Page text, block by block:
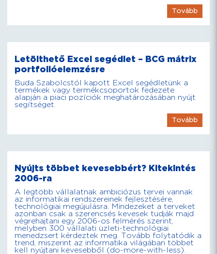
Tovább
Letölthető Excel segédlet – BCG mátrix
portfolióelemzésre
Buda Szabolcstól kapott Excel segédletünk a
termékek vagy termékcsoportok fedezete
alapján a piaci pozíciók meghatározásában nyújt
segítséget.
Tovább
Nyújts többet kevesebbért? Kitekintés
2006-ra
A legtöbb vállalatnak ambiciózus tervei vannak
az informatikai rendszereinek fejlesztésére,
technológiai megújulásra. Mindezeket a terveket
azonban csak a szerencsés kevesek tudják majd
végrehajtani egy 2006-os felmérés szerint,
melyben 300 vállalati üzleti-technológiai
menedzsert kérdeztek meg. Tovább folytatódik a
trend, miszerint az informatika világában többet
kell nyújtani kevesebből (do-more-with-less).